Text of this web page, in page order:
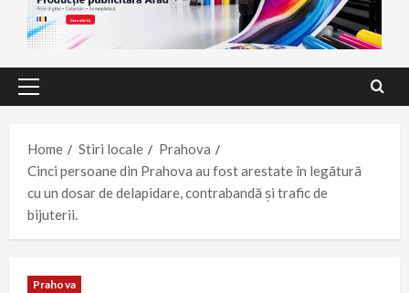
Primary
Home
Stiri locale
Prahova
Cinci persoane din Prahova au fost arestate în legătură
cu un dosar de delapidare, contrabandă și trafic de
bijuterii.
Prahova